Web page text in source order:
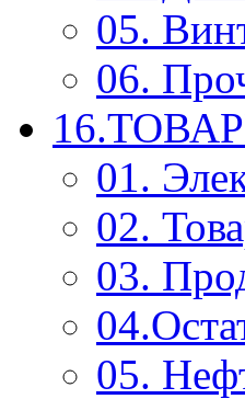
05.
06.
01.
02.
03.
05.